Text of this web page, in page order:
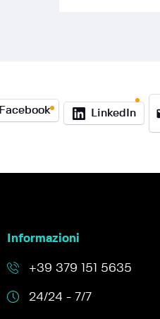
LinkedIn
Informazioni
+39 379 151 5635
24/24 - 7/7